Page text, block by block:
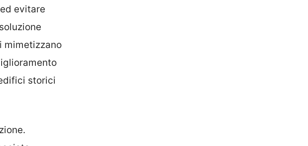
evitare
mimetizzano
storici